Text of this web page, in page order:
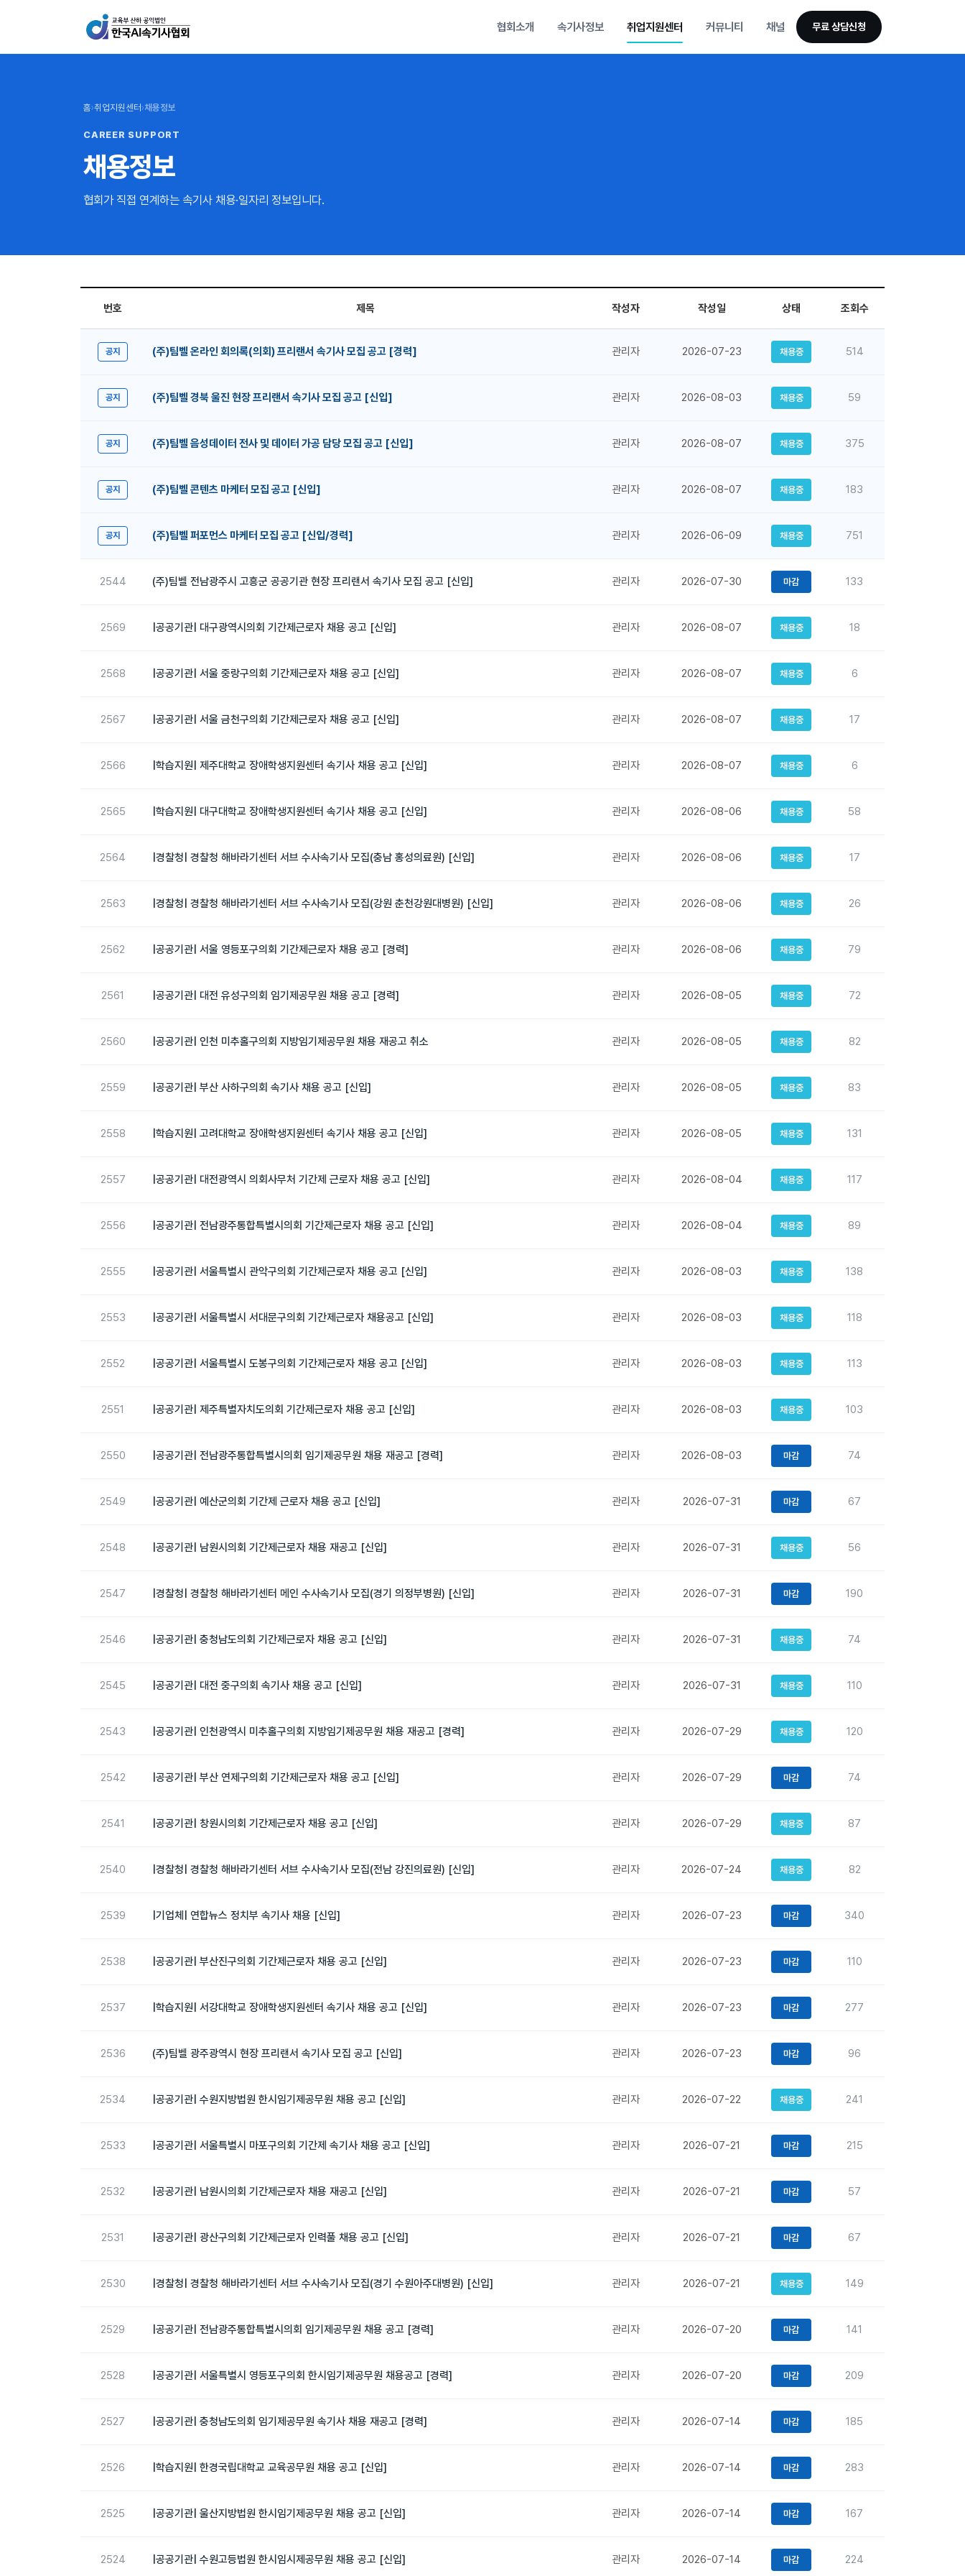
협회소개 속기사정보 취업지원센터 커뮤니티 채널 무료 상담신청
홈›취업지원센터›채용정보
CAREER SUPPORT
채용정보
협회가 직접 연계하는 속기사 채용·일자리 정보입니다.
번호 제목 작성자 작성일 상태 조회수
공지 (주)팀벨 온라인 회의록(의회) 프리랜서 속기사 모집 공고 [경력] 관리자 2026-07-23 채용중 514
공지 (주)팀벨 경북 울진 현장 프리랜서 속기사 모집 공고 [신입] 관리자 2026-08-03 채용중 59
공지 (주)팀벨 음성데이터 전사 및 데이터 가공 담당 모집 공고 [신입] 관리자 2026-08-07 채용중 375
공지 (주)팀벨 콘텐츠 마케터 모집 공고 [신입] 관리자 2026-08-07 채용중 183
공지 (주)팀벨 퍼포먼스 마케터 모집 공고 [신입/경력] 관리자 2026-06-09 채용중 751
2544 (주)팀벨 전남광주시 고흥군 공공기관 현장 프리랜서 속기사 모집 공고 [신입] 관리자 2026-07-30 마감 133
2569 |공공기관| 대구광역시의회 기간제근로자 채용 공고 [신입] 관리자 2026-08-07 채용중 18
2568 |공공기관| 서울 중랑구의회 기간제근로자 채용 공고 [신입] 관리자 2026-08-07 채용중 6
2567 |공공기관| 서울 금천구의회 기간제근로자 채용 공고 [신입] 관리자 2026-08-07 채용중 17
2566 |학습지원| 제주대학교 장애학생지원센터 속기사 채용 공고 [신입] 관리자 2026-08-07 채용중 6
2565 |학습지원| 대구대학교 장애학생지원센터 속기사 채용 공고 [신입] 관리자 2026-08-06 채용중 58
2564 |경찰청| 경찰청 해바라기센터 서브 수사속기사 모집(충남 홍성의료원) [신입] 관리자 2026-08-06 채용중 17
2563 |경찰청| 경찰청 해바라기센터 서브 수사속기사 모집(강원 춘천강원대병원) [신입] 관리자 2026-08-06 채용중 26
2562 |공공기관| 서울 영등포구의회 기간제근로자 채용 공고 [경력] 관리자 2026-08-06 채용중 79
2561 |공공기관| 대전 유성구의회 임기제공무원 채용 공고 [경력] 관리자 2026-08-05 채용중 72
2560 |공공기관| 인천 미추홀구의회 지방임기제공무원 채용 재공고 취소 관리자 2026-08-05 채용중 82
2559 |공공기관| 부산 사하구의회 속기사 채용 공고 [신입] 관리자 2026-08-05 채용중 83
2558 |학습지원| 고려대학교 장애학생지원센터 속기사 채용 공고 [신입] 관리자 2026-08-05 채용중 131
2557 |공공기관| 대전광역시 의회사무처 기간제 근로자 채용 공고 [신입] 관리자 2026-08-04 채용중 117
2556 |공공기관| 전남광주통합특별시의회 기간제근로자 채용 공고 [신입] 관리자 2026-08-04 채용중 89
2555 |공공기관| 서울특별시 관악구의회 기간제근로자 채용 공고 [신입] 관리자 2026-08-03 채용중 138
2553 |공공기관| 서울특별시 서대문구의회 기간제근로자 채용공고 [신입] 관리자 2026-08-03 채용중 118
2552 |공공기관| 서울특별시 도봉구의회 기간제근로자 채용 공고 [신입] 관리자 2026-08-03 채용중 113
2551 |공공기관| 제주특별자치도의회 기간제근로자 채용 공고 [신입] 관리자 2026-08-03 채용중 103
2550 |공공기관| 전남광주통합특별시의회 임기제공무원 채용 재공고 [경력] 관리자 2026-08-03 마감 74
2549 |공공기관| 예산군의회 기간제 근로자 채용 공고 [신입] 관리자 2026-07-31 마감 67
2548 |공공기관| 남원시의회 기간제근로자 채용 재공고 [신입] 관리자 2026-07-31 채용중 56
2547 |경찰청| 경찰청 해바라기센터 메인 수사속기사 모집(경기 의정부병원) [신입] 관리자 2026-07-31 마감 190
2546 |공공기관| 충청남도의회 기간제근로자 채용 공고 [신입] 관리자 2026-07-31 채용중 74
2545 |공공기관| 대전 중구의회 속기사 채용 공고 [신입] 관리자 2026-07-31 채용중 110
2543 |공공기관| 인천광역시 미추홀구의회 지방임기제공무원 채용 재공고 [경력] 관리자 2026-07-29 채용중 120
2542 |공공기관| 부산 연제구의회 기간제근로자 채용 공고 [신입] 관리자 2026-07-29 마감 74
2541 |공공기관| 창원시의회 기간제근로자 채용 공고 [신입] 관리자 2026-07-29 채용중 87
2540 |경찰청| 경찰청 해바라기센터 서브 수사속기사 모집(전남 강진의료원) [신입] 관리자 2026-07-24 채용중 82
2539 |기업체| 연합뉴스 정치부 속기사 채용 [신입] 관리자 2026-07-23 마감 340
2538 |공공기관| 부산진구의회 기간제근로자 채용 공고 [신입] 관리자 2026-07-23 마감 110
2537 |학습지원| 서강대학교 장애학생지원센터 속기사 채용 공고 [신입] 관리자 2026-07-23 마감 277
2536 (주)팀벨 광주광역시 현장 프리랜서 속기사 모집 공고 [신입] 관리자 2026-07-23 마감 96
2534 |공공기관| 수원지방법원 한시임기제공무원 채용 공고 [신입] 관리자 2026-07-22 채용중 241
2533 |공공기관| 서울특별시 마포구의회 기간제 속기사 채용 공고 [신입] 관리자 2026-07-21 마감 215
2532 |공공기관| 남원시의회 기간제근로자 채용 재공고 [신입] 관리자 2026-07-21 마감 57
2531 |공공기관| 광산구의회 기간제근로자 인력풀 채용 공고 [신입] 관리자 2026-07-21 마감 67
2530 |경찰청| 경찰청 해바라기센터 서브 수사속기사 모집(경기 수원아주대병원) [신입] 관리자 2026-07-21 채용중 149
2529 |공공기관| 전남광주통합특별시의회 임기제공무원 채용 공고 [경력] 관리자 2026-07-20 마감 141
2528 |공공기관| 서울특별시 영등포구의회 한시임기제공무원 채용공고 [경력] 관리자 2026-07-20 마감 209
2527 |공공기관| 충청남도의회 임기제공무원 속기사 채용 재공고 [경력] 관리자 2026-07-14 마감 185
2526 |학습지원| 한경국립대학교 교육공무원 채용 공고 [신입] 관리자 2026-07-14 마감 283
2525 |공공기관| 울산지방법원 한시임기제공무원 채용 공고 [신입] 관리자 2026-07-14 마감 167
2524 |공공기관| 수원고등법원 한시임시제공무원 채용 공고 [신입] 관리자 2026-07-14 마감 224